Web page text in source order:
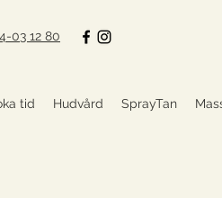
tid Hudvård SprayTan
03 12 80